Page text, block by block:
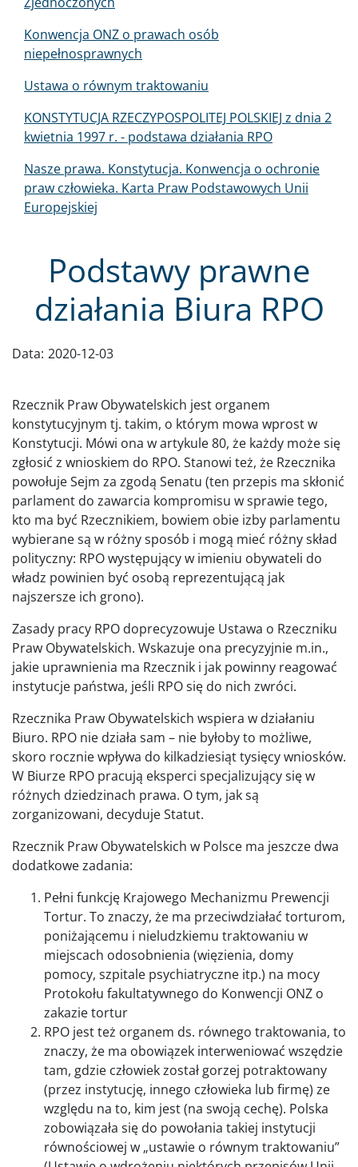
Podstawy prawne
działania Biura RPO
Data: 2020-12-03
Rzecznik Praw Obywatelskich jest organem
konstytucyjnym tj. takim, o którym mowa wprost w
Konstytucji. Mówi ona w artykule 80, że każdy może się
zgłosić z wnioskiem do RPO. Stanowi też, że Rzecznika
powołuje Sejm za zgodą Senatu (ten przepis ma skłonić
parlament do zawarcia kompromisu w sprawie tego,
kto ma być Rzecznikiem, bowiem obie izby parlamentu
wybierane są w różny sposób i mogą mieć różny skład
polityczny: RPO występujący w imieniu obywateli do
władz powinien być osobą reprezentującą jak
najszersze ich grono).
Zasady pracy RPO doprecyzowuje Ustawa o Rzeczniku
Praw Obywatelskich. Wskazuje ona precyzyjnie m.in.,
jakie uprawnienia ma Rzecznik i jak powinny reagować
instytucje państwa, jeśli RPO się do nich zwróci.
Rzecznika Praw Obywatelskich wspiera w działaniu
Biuro. RPO nie działa sam – nie byłoby to możliwe,
skoro rocznie wpływa do kilkadziesiąt tysięcy wniosków.
W Biurze RPO pracują eksperci specjalizujący się w
różnych dziedzinach prawa. O tym, jak są
zorganizowani, decyduje Statut.
Rzecznik Praw Obywatelskich w Polsce ma jeszcze dwa
dodatkowe zadania:
Pełni funkcję Krajowego Mechanizmu Prewencji
Tortur. To znaczy, że ma przeciwdziałać torturom,
poniżającemu i nieludzkiemu traktowaniu w
miejscach odosobnienia (więzienia, domy
pomocy, szpitale psychiatryczne itp.) na mocy
Protokołu fakultatywnego do Konwencji ONZ o
zakazie tortur
RPO jest też organem ds. równego traktowania, to
znaczy, że ma obowiązek interweniować wszędzie
tam, gdzie człowiek został gorzej potraktowany
(przez instytucję, innego człowieka lub firmę) ze
względu na to, kim jest (na swoją cechę). Polska
zobowiązała się do powołania takiej instytucji
równościowej w „ustawie o równym traktowaniu”
Konwencja ONZ o prawach osób
niepełnosprawnych
Ustawa o równym traktowaniu
KONSTYTUCJA RZECZYPOSPOLITEJ POLSKIEJ z dnia 2
kwietnia 1997 r. - podstawa działania RPO
Nasze prawa. Konstytucja. Konwencja o ochronie
praw człowieka. Karta Praw Podstawowych Unii
Europejskiej